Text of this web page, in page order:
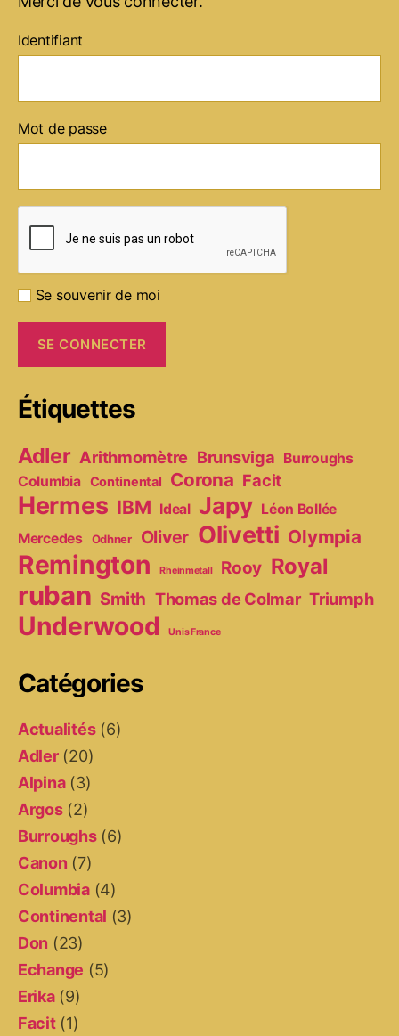
Identifiant
Mot de passe
Se souvenir de moi
Étiquettes
Adler Arithmomètre Brunsviga Burroughs
Columbia Continental Corona Facit
Hermes IBM Ideal Japy Léon Bollée
Mercedes
Odhner Oliver Olivetti Olympia
Remington Rheinmetall Rooy Royal
ruban Smith Thomas de Colmar Triumph
Underwood Unis France
Catégories
Actualités(6)
Adler(20)
Alpina(3)
Argos(2)
Burroughs(6)
Canon (7)
Columbia(4)
Continental (3)
Don (23)
Echange (5)
Erika(9)
Facit(1)